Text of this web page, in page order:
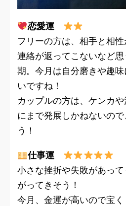
恋愛運
フリーの方は、相手と相性
連絡が返ってこないなど
期。今月は自分磨きや趣
いですね！
カップルの方は、ケンカ
にまで発展しかねないの
う！
仕事運
小さな挫折や失敗があっ
がってきそう！
今月、金運が高いので宝